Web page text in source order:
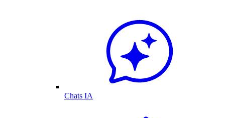
Chats IA